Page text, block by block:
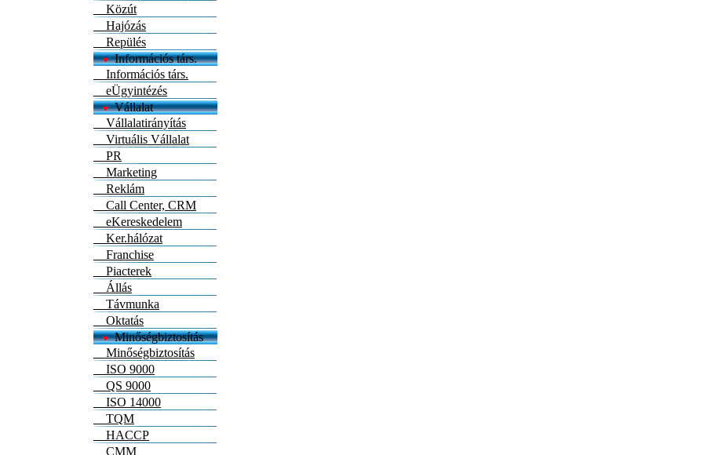
Közút
Hajózás
Repülés
Információs társ.
Információs társ.
eÜgyintézés
Vállalat
Vállalatirányítás
Virtuális Vállalat
PR
Marketing
Reklám
Call Center, CRM
eKereskedelem
Ker.hálózat
Franchise
Piacterek
Állás
Távmunka
Oktatás
Minőségbiztosítás
Minőségbiztosítás
ISO 9000
QS 9000
ISO 14000
TQM
HACCP
CMM